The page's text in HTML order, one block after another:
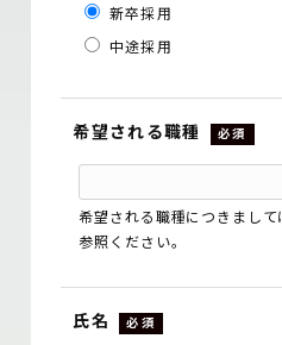
新卒採用
中途採用
希望される職種 必須
希望される職種につきまし
参照ください。
氏名 必須